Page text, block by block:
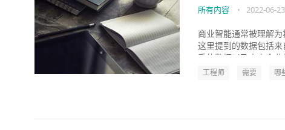
所有内容 • 2022-06-23
商业智能通常被理解
这里提到的数据包括
工程师 需要 哪